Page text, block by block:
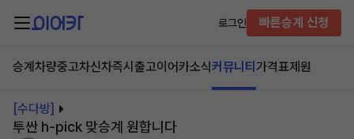
로그인 빠른승계 신청
승계차량중고차신차즉시출고이어카소식커뮤니티 가격표제원
[수다방]
투싼 h-pick 맞승계 원합니다